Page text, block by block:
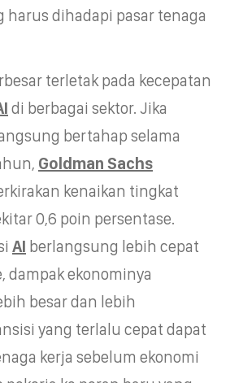
harus dihadapi pasar tenaga
terletak pada kecepatan
di berbagai sektor. Jika
bertahap selama
Goldman Sachs
kenaikan tingkat
0,6 poin persentase.
AI berlangsung lebih cepat
dampak ekonominya
besar dan lebih
yang terlalu cepat dapat
kerja sebelum ekonomi